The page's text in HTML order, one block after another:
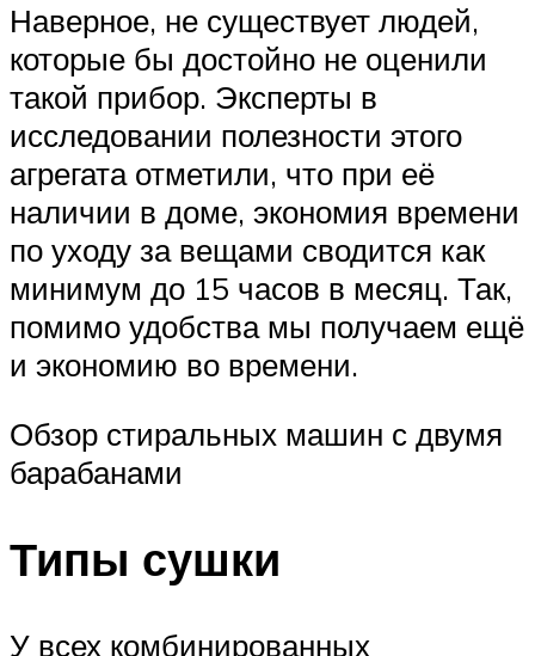
Наверное, не существует людей,
которые бы достойно не оценили
такой прибор. Эксперты в
исследовании полезности этого
агрегата отметили, что при её
наличии в доме, экономия времени
по уходу за вещами сводится как
минимум до 15 часов в месяц. Так,
помимо удобства мы получаем ещё
и экономию во времени.
Обзор стиральных машин с двумя
барабанами
Типы сушки
У всех комбинированных